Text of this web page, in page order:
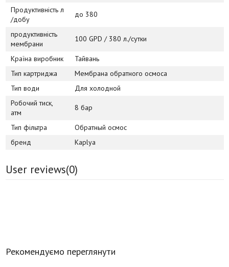
Продуктивність л
/добу
до 380
продуктивність
мембрани
100 GPD / 380 л./сутки
Країна виробник
Тайвань
Тип картриджа
Мембрана обратного осмоса
Тип води
Для холодной
Робочий тиск,
атм
8 бар
Тип фільтра
Обратный осмос
бренд
Kaplya
User reviews(0)
Рекомендуємо переглянути